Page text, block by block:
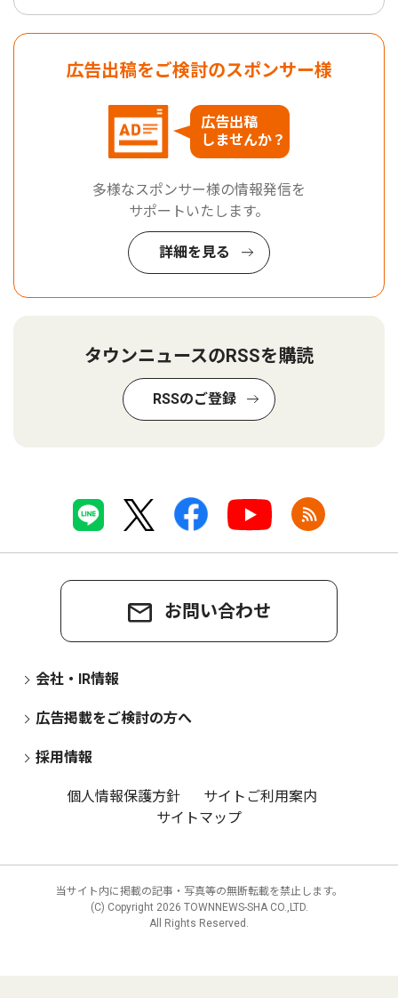
広告出稿をご検討のスポンサー様
広告出稿
しませんか？
多様なスポンサー様の情報発信を
サポートいたします。
詳細を見る
タウンニュースのRSSを購読
RSSのご登録
お問い合わせ
会社・IR情報
広告掲載をご検討の方へ
採用情報
個人情報保護方針
サイトご利用案内
サイトマップ
当サイト内に掲載の記事・写真等の無断転載を禁止します。
(C) Copyright 2026 TOWNNEWS-SHA CO.,LTD.
All Rights Reserved.